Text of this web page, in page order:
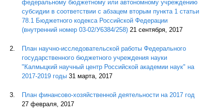
федеральному бюджетному или автономному учреждению
субсидии в соответствии с абзацем вторым пункта 1 статьи
78.1 Бюджетного кодекса Российской Федерации
(внутренний номер 03-02/У6384/258) 21 сентября, 2017
План научно-исследовательской работы Федерального
государственного бюджетного учреждения науки
"Калмыцкий научный центр Российской академии наук" на
2017-2019 годы 31 марта, 2017
План финансово-хозяйственной деятельности на 2017 год
27 февраля, 2017